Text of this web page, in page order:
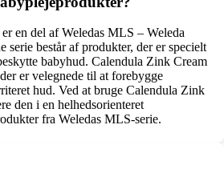
en del af Weledas MLS – Weleda
serie består af produkter, der er specielt
babyhud. Calendula Zink Cream
er velegnede til at forebygge
hud. Ved at bruge Calendula Zink
den i en helhedsorienteret
fra Weledas MLS-serie.